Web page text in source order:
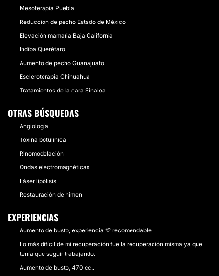
Mesoterapia Puebla
Reducción de pecho Estado de México
Elevación mamaria Baja California
Indiba Querétaro
Aumento de pecho Guanajuato
Escleroterapia Chihuahua
Tratamientos de la cara Sinaloa
OTRAS BÚSQUEDAS
Angiología
Toxina botulínica
Rinomodelación
Ondas electromagnéticas
Láser lipólisis
Restauración de himen
EXPERIENCIAS
Aumento de busto, experiencia 💯 recomendable
Lo más difícil de mi recuperación fue la recuperación misma ya que
tenía que seguir trabajando.
Aumento de busto, 470 cc..